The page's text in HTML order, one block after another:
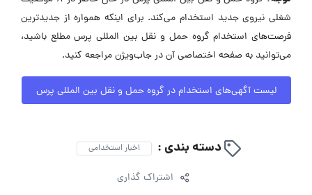
شغلی نیروی جدید استخدام می‌کند. برای اینکه همواره از جدیدترین
فرصت‌های استخدام گروه حمل و نقل بین المللی پرس مطلع باشید،
می‌توانید به صفحه اختصاصی آن در جاب‌ویژن مراجعه کنید.
لیست آگهی‌های استخدام در گروه حمل و نقل بین المللی پرس
دسته بندی : اخبار استخدامی
اشتراک گذاری